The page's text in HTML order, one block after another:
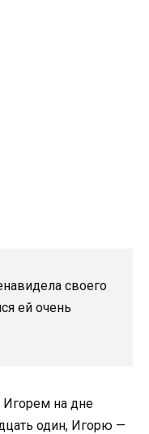
своего
ей очень
Игорем на дне
один, Игорю —